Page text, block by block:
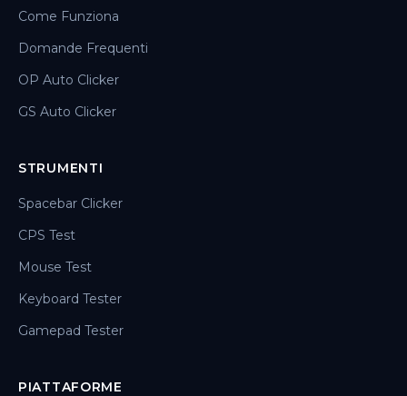
Come Funziona
Domande Frequenti
OP Auto Clicker
GS Auto Clicker
STRUMENTI
Spacebar Clicker
CPS Test
Mouse Test
Keyboard Tester
Gamepad Tester
PIATTAFORME